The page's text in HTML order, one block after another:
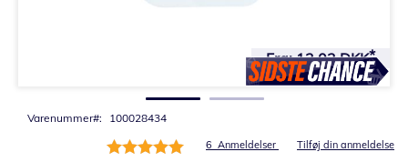
Varenummer 100028434
Bedømmelse:
6 Anmeldelser Tilføj din anmeldelse
Fra:13,03 DKK